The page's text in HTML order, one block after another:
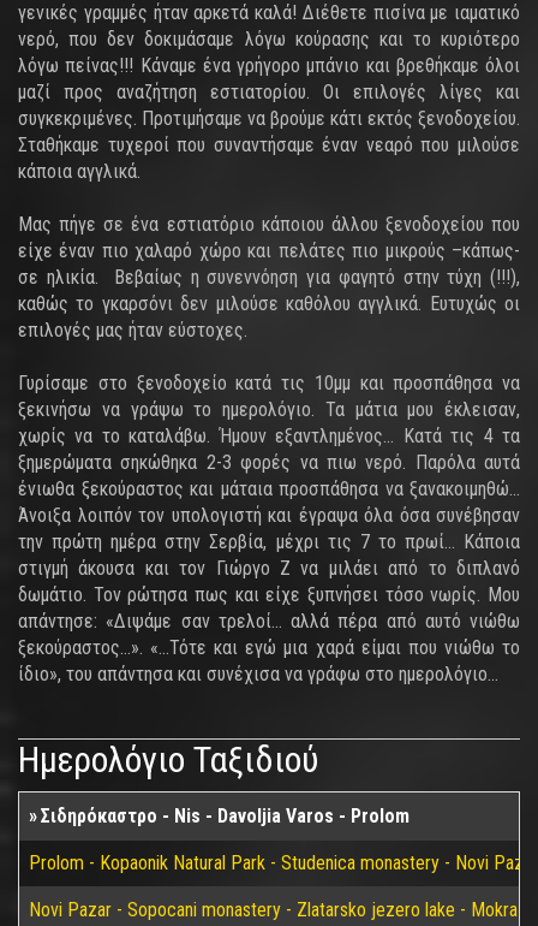
γενικές γραμμές ήταν αρκετά καλά! Διέθετε πισίνα με ιαματικό
νερό, που δεν δοκιμάσαμε λόγω κούρασης και το κυριότερο
λόγω πείνας!!! Κάναμε ένα γρήγορο μπάνιο και βρεθήκαμε όλοι
μαζί προς αναζήτηση εστιατορίου. Οι επιλογές λίγες και
συγκεκριμένες. Προτιμήσαμε να βρούμε κάτι εκτός ξενοδοχείου.
Σταθήκαμε τυχεροί που συναντήσαμε έναν νεαρό που μιλούσε
κάποια αγγλικά.
Μας πήγε σε ένα εστιατόριο κάποιου άλλου ξενοδοχείου που
είχε έναν πιο χαλαρό χώρο και πελάτες πιο μικρούς –κάπως-
σε ηλικία. Βεβαίως η συνεννόηση για φαγητό στην τύχη (!!!),
καθώς το γκαρσόνι δεν μιλούσε καθόλου αγγλικά. Ευτυχώς οι
επιλογές μας ήταν εύστοχες.
Γυρίσαμε στο ξενοδοχείο κατά τις 10μμ και προσπάθησα να
ξεκινήσω να γράψω το ημερολόγιο. Τα μάτια μου έκλεισαν,
χωρίς να το καταλάβω. Ήμουν εξαντλημένος… Κατά τις 4 τα
ξημερώματα σηκώθηκα 2-3 φορές να πιω νερό. Παρόλα αυτά
ένιωθα ξεκούραστος και μάταια προσπάθησα να ξανακοιμηθώ…
Άνοιξα λοιπόν τον υπολογιστή και έγραψα όλα όσα συνέβησαν
την πρώτη ημέρα στην Σερβία, μέχρι τις 7 το πρωί… Κάποια
στιγμή άκουσα και τον Γιώργο Ζ να μιλάει από το διπλανό
δωμάτιο. Τον ρώτησα πως και είχε ξυπνήσει τόσο νωρίς. Μου
απάντησε: «Διψάμε σαν τρελοί… αλλά πέρα από αυτό νιώθω
ξεκούραστος…». «…Τότε και εγώ μια χαρά είμαι που νιώθω το
ίδιο», του απάντησα και συνέχισα να γράφω στο ημερολόγιο…
Ημερολόγιο Ταξιδιού
Σιδηρόκαστρο - Nis - Davoljia Varos - Prolom
Prolom - Kopaonik Natural Park - Studenica monastery - Novi Pazar
Novi Pazar - Sopocani monastery - Zlatarsko jezero lake - Mokra